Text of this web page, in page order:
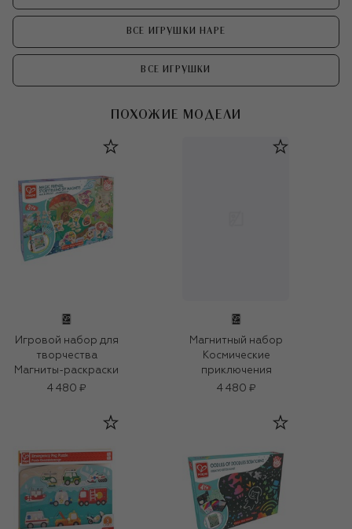
ВСЕ ИГРУШКИ HAPE
ВСЕ ИГРУШКИ
ПОХОЖИЕ МОДЕЛИ
Игровой набор для
творчества
Магниты-раскраски
4 480 ₽
Магнитный набор
Космические
приключения
4 480 ₽